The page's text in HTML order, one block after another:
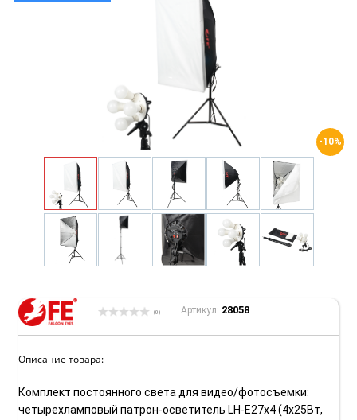
-10%
(0) Артикул: 28058
Описание товара:
Комплект постоянного света для видео/фотосъемки:
четырехламповый патрон-осветитель LH-E27х4 (4х25Вт,